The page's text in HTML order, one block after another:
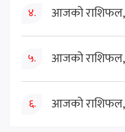
४. आजको राशिफल,
५. आजको राशिफल,
६. आजको राशिफल,